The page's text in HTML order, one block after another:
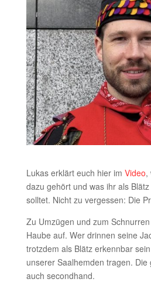
Lukas erklärt euch hier im Video,
dazu gehört und was ihr als
solltet. Nicht zu vergessen: Die
Zu Umzügen und zum
Haube auf. Wer drinnen seine
trotzdem als Blätz erkennbar
unserer Saalhemden tragen.
auch secondhand.